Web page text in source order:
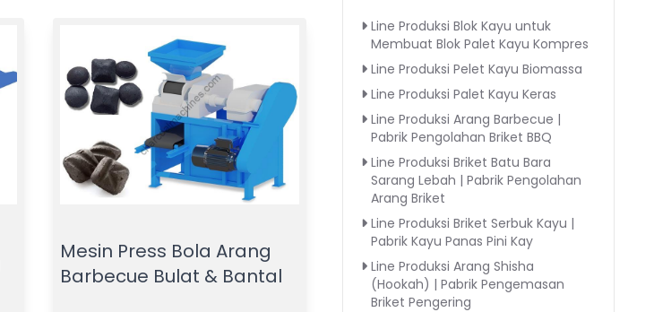
Mesin Press Bola Arang
Barbecue Bulat & Bantal
Line Produksi Blok Kayu untuk
Membuat Blok Palet Kayu Kompres
Line Produksi Pelet Kayu Biomassa
Line Produksi Palet Kayu Keras
Line Produksi Arang Barbecue |
Pabrik Pengolahan Briket BBQ
Line Produksi Briket Batu Bara
Sarang Lebah | Pabrik Pengolahan
Arang Briket
Line Produksi Briket Serbuk Kayu |
Pabrik Kayu Panas Pini Kay
Line Produksi Arang Shisha
(Hookah) | Pabrik Pengemasan
Briket Pengering